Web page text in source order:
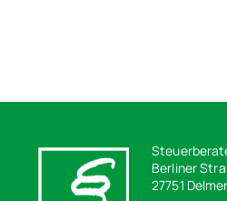
Berliner
27751